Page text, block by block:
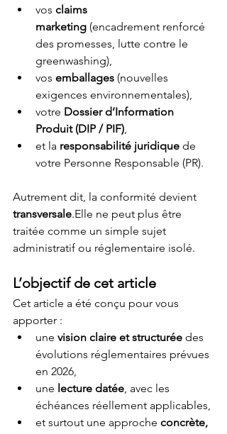
vos claims
marketing (encadrement renforcé
des promesses, lutte contre le
greenwashing),
vos emballages (nouvelles
exigences environnementales),
votre Dossier d’Information
Produit (DIP / PIF)
et la responsabilité juridique de
votre Personne Responsable (PR).
Autrement dit, la conformité devient
transversale.Elle ne peut plus être
traitée comme un simple sujet
administratif ou réglementaire isolé.
L’objectif de cet article
Cet article a été conçu pour vous
apporter :
une vision claire et structurée des
évolutions réglementaires prévues
en 2026,
une lecture datée , avec les
échéances réellement applicables,
et surtout une approche concrète,